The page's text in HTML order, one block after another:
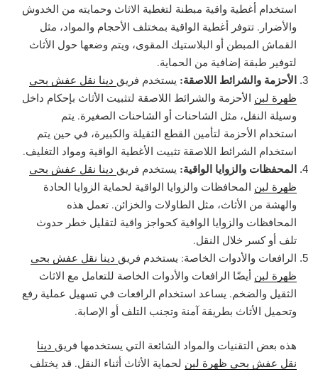
استخدام أغطية واقية مبطنة لتغطية الاثاث وحمايته من الخدوش
والأضرار. تتوفر أغطية الواقية بمختلف الأحجام والمواد، مثل
القماش المبطن أو البلاستيك المقوى، ويتم وضعها حول الأثاث
لتوفير طبقة إضافية من الحماية.
الأحزمة والشرائط اللاصقة: يستخدم فريق دينا نقل عفش بحي
ظهرة لبن الأحزمة والشرائط اللاصقة لتثبيت الأثاث بإحكام داخل
وسيلة النقل، مثل الشاحنات أو الشاحنات الصغيرة. يتم
استخدام الأحزمة لتأمين القطع الثقيلة والكبيرة، في حين يتم
استخدام الشرائط اللاصقة تثبيت الأغطية الواقية ومواد التغليف.
المحفظات والزوايا الواقية: يستخدم فريق دينا نقل عفش بحي
ظهرة لبن المحافظات والزوايا الواقية لحماية الزوايا الحادة
والهشة من الأثاث، مثل الطاولات والخزائن. تعمل هذه
المحافظات والزوايا الواقية كحواجز واقية لتقليل خطر حدوث
تلف أو كسر خلال النقل.
الرافعات والأدوات الخاصة: يستخدم فريق دينا نقل عفش بحي
ظهرة لبن أيضًا الرافعات والأدوات الخاصة للتعامل مع الاثاث
الثقيل والضخم. يساعد استخدام الرافعات في تسهيل عملية رفع
وتحميل الأثاث بطريقة آمنة وتجنب التلف أو الإصابة.
هذه بعض التقنيات والمواد الشائعة التي يستخدمها فريق دينا
نقل عفش بحي ظهرة لبن لحماية الأثاث أثناء النقل. قد يختلف